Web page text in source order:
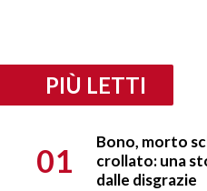
PIÙ LETTI
01
Bono, morto
crollato: una
dalle disgrazie